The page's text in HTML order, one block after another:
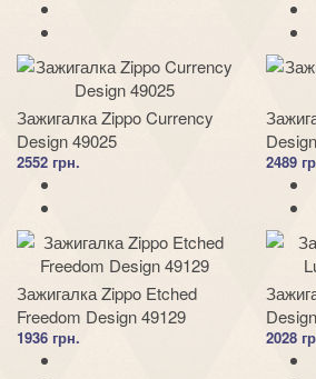
Зажигалка Zippo Currency
Design 49025
2552 грн. 2489
Зажигалка Zippo Etched
Freedom Design 49129
1936 грн. 2028